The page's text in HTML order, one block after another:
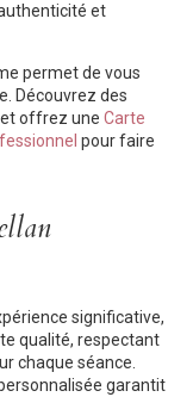
et
permet de vous
Découvrez des
et offrez une Carte
pour faire
significative,
qualité, respectant
chaque séance.
garantit